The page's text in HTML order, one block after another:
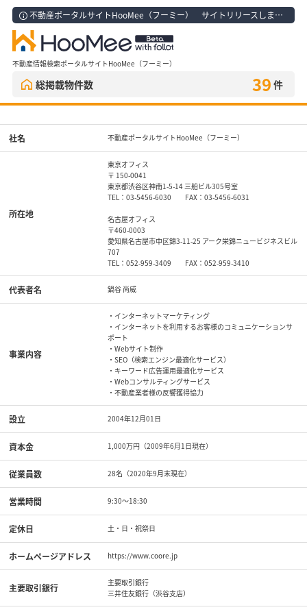
不動産ポータルサイトHooMee（フーミー） サイトリリースしました！
不動産情報検索ポータルサイトHooMee（フーミー）
総掲載物件数 39 件
社名 不動産ポータルサイトHooMee（フーミー）
所在地
東京オフィス
〒 150-0041
東京都渋谷区神南1-5-14 三船ビル305号室
TEL：03-5456-6030 FAX：03-5456-6031
名古屋オフィス
〒460-0003
愛知県名古屋市中区錦3-11-25 アーク栄錦ニュービジネスビル
707
TEL：052-959-3409 FAX：052-959-3410
代表者名 鍋谷 尚威
事業内容
・インターネットマーケティング
・インターネットを利用するお客様のコミュニケーションサ
ポート
・Webサイト制作
・SEO（検索エンジン最適化サービス）
・キーワード広告運用最適化サービス
・Webコンサルティングサービス
・不動産業者様の反響獲得協力
設立 2004年12月01日
資本金 1,000万円（2009年6月1日現在）
従業員数 28名（2020年9月末現在）
営業時間 9:30～18:30
定休日 土・日・祝祭日
ホームページアドレス https://www.coore.jp
主要取引銀行
主要取引銀行
三井住友銀行（渋谷支店）